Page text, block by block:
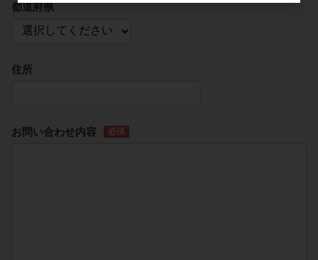
都道府県
住所
お問い合わせ内容